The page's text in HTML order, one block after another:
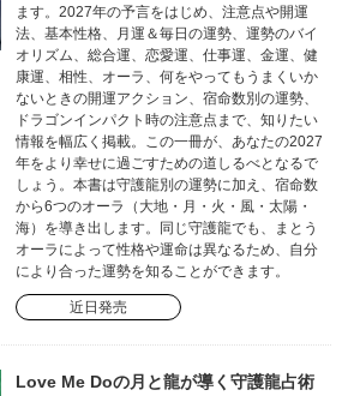
ます。2027年の予言をはじめ、注意点や開運
法、基本性格、月運＆毎日の運勢、運勢のバイ
オリズム、総合運、恋愛運、仕事運、金運、健
康運、相性、オーラ、何をやってもうまくいか
ないときの開運アクション、宿命数別の運勢、
ドラゴンインパクト時の注意点まで、知りたい
情報を幅広く掲載。この一冊が、あなたの2027
年をより幸せに過ごすための道しるべとなるで
しょう。本書は守護龍別の運勢に加え、宿命数
から6つのオーラ（大地・月・火・風・太陽・
海）を導き出します。同じ守護龍でも、まとう
オーラによって性格や運命は異なるため、自分
により合った運勢を知ることができます。
近日発売
Love Me Doの月と龍が導く守護龍占術